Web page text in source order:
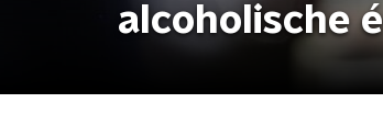
alcoholische